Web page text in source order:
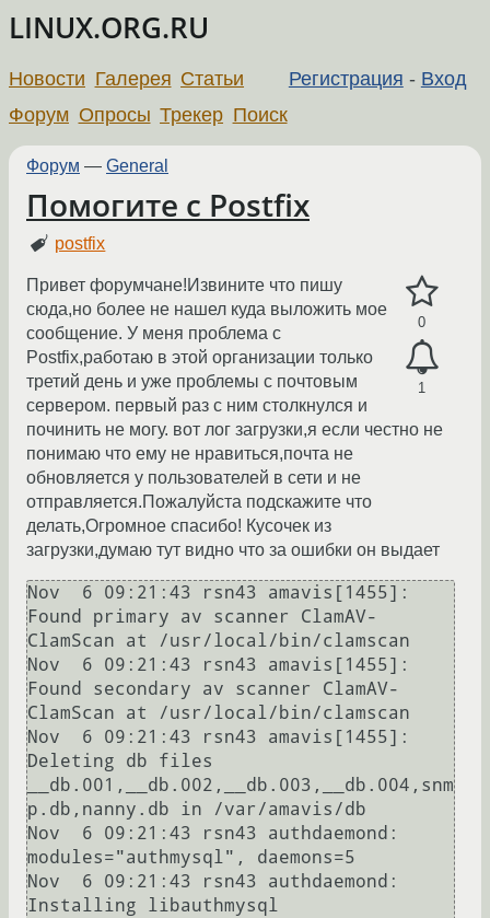
LINUX.ORG.RU
Регистрация - Вход
Новости Галерея Статьи
Форум Опросы Трекер Поиск
Форум — General
Помогите с Postfix
postfix
0
1
Привет форумчане!Извините что пишу
сюда,но более не нашел куда выложить мое
сообщение. У меня проблема с
Postfix,работаю в этой организации только
третий день и уже проблемы с почтовым
сервером. первый раз с ним столкнулся и
починить не могу. вот лог загрузки,я если честно не
понимаю что ему не нравиться,почта не
обновляется у пользователей в сети и не
отправляется.Пожалуйста подскажите что
делать,Огромное спасибо! Кусочек из
загрузки,думаю тут видно что за ошибки он выдает
Nov  6 09:21:43 rsn43 amavis[1455]:
Found primary av scanner ClamAV-
ClamScan at /usr/local/bin/clamscan
Nov  6 09:21:43 rsn43 amavis[1455]:
Found secondary av scanner ClamAV-
ClamScan at /usr/local/bin/clamscan
Nov  6 09:21:43 rsn43 amavis[1455]:
Deleting db files
__db.001,__db.002,__db.003,__db.004,snm
p.db,nanny.db in /var/amavis/db
Nov  6 09:21:43 rsn43 authdaemond:
modules="authmysql", daemons=5
Nov  6 09:21:43 rsn43 authdaemond:
Installing libauthmysql